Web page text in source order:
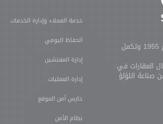
خدمة العملاء وإدارة الخدمات
الحفاظ اليومي
إدارة المفتشين
إدارة العمليات
حارس أمن الموقع
نظام الأمن
تأسست مجموعة شركات طالب في عام 1955 وتكمل
العقارات في
صناعة اللؤلؤ